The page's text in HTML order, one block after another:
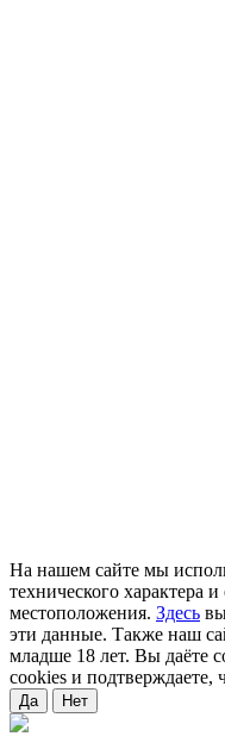
На нашем сайте мы
технического характера
местоположения. Здесь
эти данные. Также наш
младше 18 лет. Вы даёте
cookies и подтверждаете,
Да Нет